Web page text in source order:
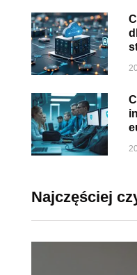
Najczęściej